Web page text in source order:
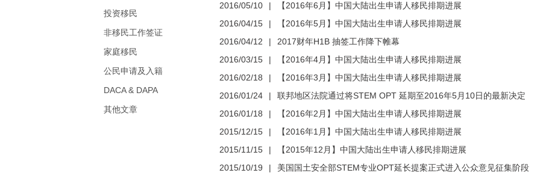
投资移民
非移民工作签证
家庭移民
公民申请及入籍
DACA & DAPA
其他文章
2016/05/10 |
【2016年6月】中国大陆出生申请人移民排期进展
2016/04/15
|
【2016年5月】中国大陆出生申请人移民排期进展
2016/04/12
|
2017财年H1B 抽签工作降下帷幕
2016/03/15
|
【2016年4月】中国大陆出生申请人移民排期进展
2016/02/18
|
【2016年3月】中国大陆出生申请人移民排期进展
2016/01/24
|
联邦地区法院通过将STEM OPT 延期至2016年5月10日的最新决定
2016/01/18
|
【2016年2月】中国大陆出生申请人移民排期进展
2015/12/15
|
【2016年1月】中国大陆出生申请人移民排期进展
2015/11/15
|
【2015年12月】中国大陆出生申请人移民排期进展
2015/10/19
|
美国国土安全部STEM专业OPT延长提案正式进入公众意见征集阶段